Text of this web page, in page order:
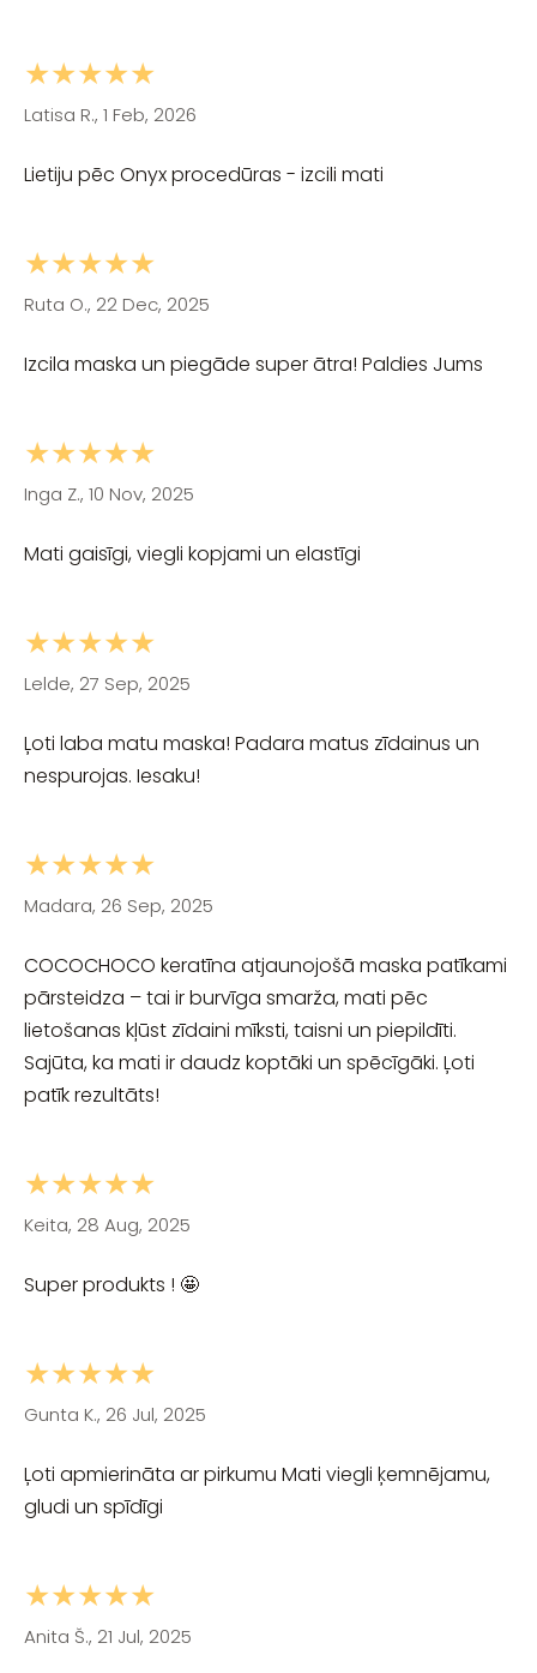
★★★★★
Latisa R., 1 Feb, 2026
Lietiju pēc Onyx procedūras - izcili mati
★★★★★
Ruta O., 22 Dec, 2025
Izcila maska un piegāde super ātra! Paldies Jums
★★★★★
Inga Z., 10 Nov, 2025
Mati gaisīgi, viegli kopjami un elastīgi
★★★★★
Lelde, 27 Sep, 2025
Ļoti laba matu maska! Padara matus zīdainus un
nespurojas. Iesaku!
★★★★★
Madara, 26 Sep, 2025
COCOCHOCO keratīna atjaunojošā maska patīkami
pārsteidza – tai ir burvīga smarža, mati pēc
lietošanas kļūst zīdaini mīksti, taisni un piepildīti.
Sajūta, ka mati ir daudz koptāki un spēcīgāki. Ļoti
patīk rezultāts!
★★★★★
Keita, 28 Aug, 2025
Super produkts ! 🤩
★★★★★
Gunta K., 26 Jul, 2025
Ļoti apmierināta ar pirkumu Mati viegli ķemnējamu,
gludi un spīdīgi
★★★★★
Anita Š., 21 Jul, 2025